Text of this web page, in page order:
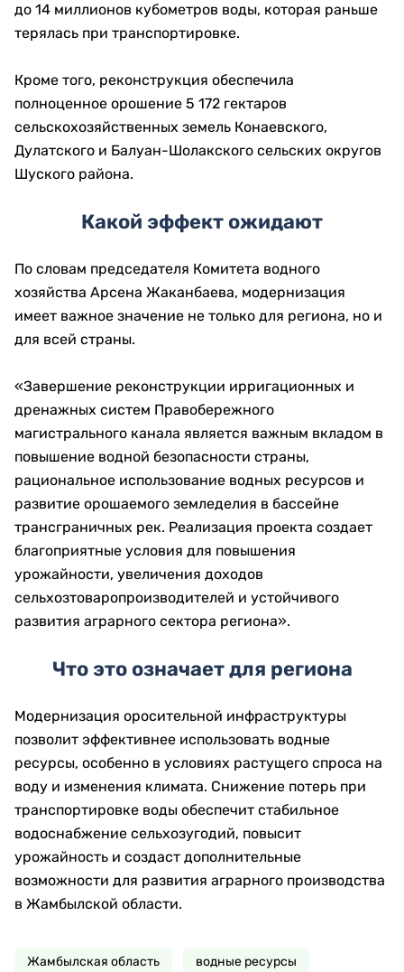
до 14 миллионов кубометров воды, которая раньше
терялась при транспортировке.
Кроме того, реконструкция обеспечила
полноценное орошение 5 172 гектаров
сельскохозяйственных земель Конаевского,
Дулатского и Балуан-Шолакского сельских округов
Шуского района.
Какой эффект ожидают
По словам председателя Комитета водного
хозяйства Арсена Жаканбаева, модернизация
имеет важное значение не только для региона, но и
для всей страны.
«Завершение реконструкции ирригационных и
дренажных систем Правобережного
магистрального канала является важным вкладом в
повышение водной безопасности страны,
рациональное использование водных ресурсов и
развитие орошаемого земледелия в бассейне
трансграничных рек. Реализация проекта создает
благоприятные условия для повышения
урожайности, увеличения доходов
сельхозтоваропроизводителей и устойчивого
развития аграрного сектора региона».
Что это означает для региона
Модернизация оросительной инфраструктуры
позволит эффективнее использовать водные
ресурсы, особенно в условиях растущего спроса на
воду и изменения климата. Снижение потерь при
транспортировке воды обеспечит стабильное
водоснабжение сельхозугодий, повысит
урожайность и создаст дополнительные
возможности для развития аграрного производства
в Жамбылской области.
Жамбылская область водные ресурсы